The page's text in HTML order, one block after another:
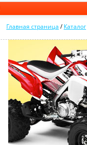
Главная страница /Каталог